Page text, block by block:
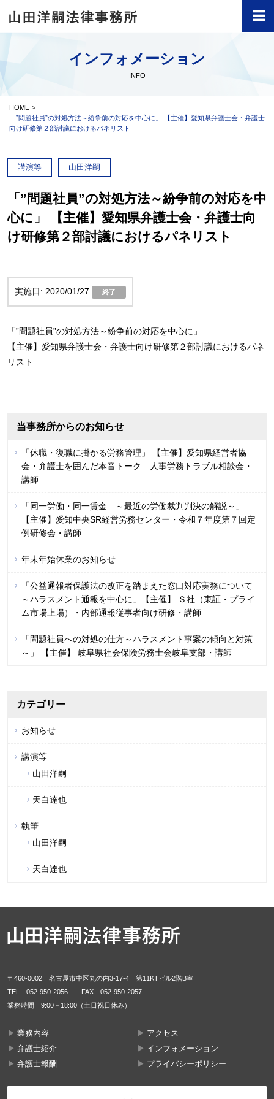
インフォメーション
INFO
HOME
「”問題社員”の対処方法～紛争前の対応を中心に」 【主催】愛知県弁護士会・弁護士
向け研修第２部討議におけるパネリスト
講演等 山田洋嗣
「”問題社員”の対処方法～紛争前の対応を中
心に」 【主催】愛知県弁護士会・弁護士向
け研修第２部討議におけるパネリスト
2020/01/27 終了
「”問題社員”の対処方法～紛争前の対応を中心に」
【主催】愛知県弁護士会・弁護士向け研修第２部討議におけるパネ
リスト
当事務所からのお知らせ
「休職・復職に掛かる労務管理」 【主催】愛知県経営者協
会・弁護士を囲んだ本音トーク 人事労務トラブル相談会・
講師
「同一労働・同一賃金 ～最近の労働裁判判決の解説～」
【主催】愛知中央SR経営労務センター・令和７年度第７回定
例研修会・講師
年末年始休業のお知らせ
「公益通報者保護法の改正を踏まえた窓口対応実務について
～ハラスメント通報を中心に」【主催】 Ｓ社（東証・プライ
ム市場上場）・内部通報従事者向け研修・講師
「問題社員への対処の仕方～ハラスメント事案の傾向と対策
～」 【主催】 岐阜県社会保険労務士会岐阜支部・講師
カテゴリー
お知らせ
講演等
山田洋嗣
天白達也
執筆
山田洋嗣
天白達也
〒460-0002 名古屋市中区丸の内3-17-4 第11KTビル2階B室
TEL 052-950-2056 FAX 052-950-2057
業務時間 9:00－18:00（土日祝日休み）
業務内容
アクセス
弁護士紹介
インフォメーション
弁護士報酬
プライバシーポリシー